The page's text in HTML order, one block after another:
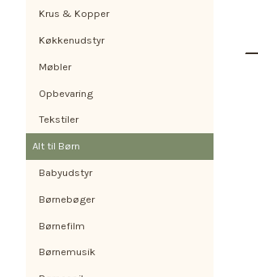
Krus & Kopper
Køkkenudstyr
Møbler
Opbevaring
Tekstiler
Alt til Børn
Babyudstyr
Børnebøger
Børnefilm
Børnemusik